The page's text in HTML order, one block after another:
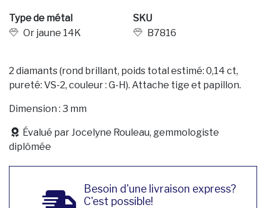
Type de métal
Or jaune 14K
SKU
B7816
2 diamants (rond brillant, poids total estimé: 0,14 ct,
pureté: VS-2, couleur : G-H). Attache tige et papillon.
Dimension : 3 mm
Évalué par Jocelyne Rouleau, gemmologiste
diplômée
Besoin d'une livraison express?
C'est possible!